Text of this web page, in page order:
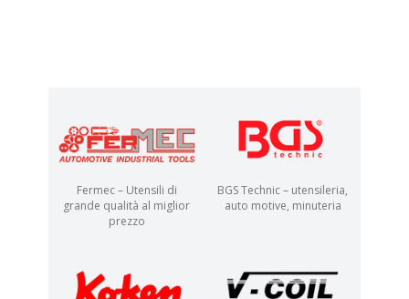
Fermec – Utensili di
grande qualità al miglior
prezzo
BGS Technic – utensileria,
auto motive, minuteria